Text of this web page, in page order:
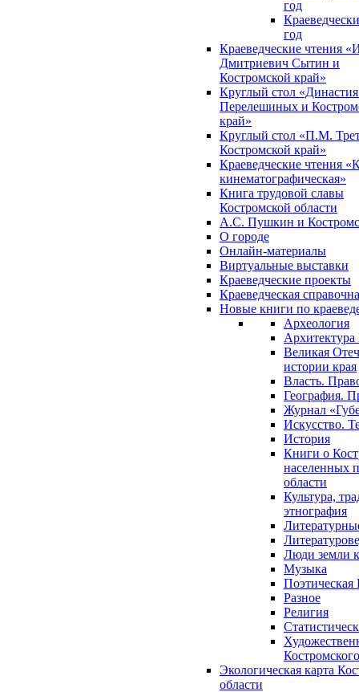
год
год
Краеведческие чтения
Дмитриевич Сытин и
Костромской край»
Круглый стол
Перелешиных и
край»
Круглый стол «П.М.
Костромской край»
Краеведческие чтения
кинематографическая»
Книга трудовой славы
Костромской области
А.С. Пушкин и
О городе
Онлайн-материалы
Виртуальные выставки
Краеведческие проекты
Краеведческая
Новые книги по
Археология
Архитектура
Великая
истории края
Власть.
География.
Журнал
Искусство.
История
Книги о
населенных
области
Культура,
этнография
Люди земли
Музыка
Поэтическая
Разное
Религия
Экологическая карта
области